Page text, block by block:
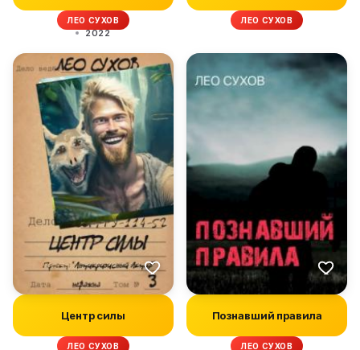
ЛЕО СУХОВ
2022
ЛЕО СУХОВ
Центр силы
ЛЕО СУХОВ
Познавший правила
ЛЕО СУХОВ